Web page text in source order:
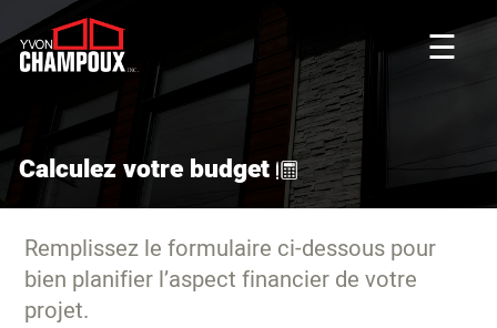
☰
Calculez votre budget
Remplissez le formulaire ci-dessous pour
bien planifier l’aspect financier de votre
projet.